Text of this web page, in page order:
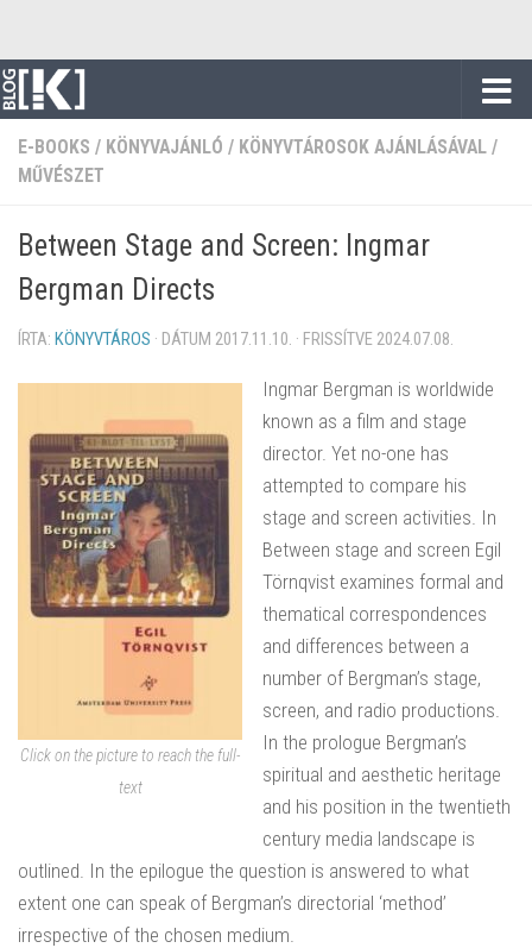
E-BOOKS / KÖNYVAJÁNLÓ / KÖNYVTÁROSOK AJÁNLÁSÁVAL /
MŰVÉSZET
Between Stage and Screen: Ingmar
Bergman Directs
ÍRTA: KÖNYVTÁROS · DÁTUM 2017.11.10. · FRISSÍTVE 2024.07.08.
Click on the picture to reach the full-
text
Ingmar Bergman is worldwide
known as a film and stage
director. Yet no-one has
attempted to compare his
stage and screen activities. In
Between stage and screen Egil
Törnqvist examines formal and
thematical correspondences
and differences between a
number of Bergman’s stage,
screen, and radio productions.
In the prologue Bergman’s
spiritual and aesthetic heritage
and his position in the twentieth
century media landscape is
outlined. In the epilogue the question is answered to what
extent one can speak of Bergman’s directorial ‘method’
irrespective of the chosen medium.